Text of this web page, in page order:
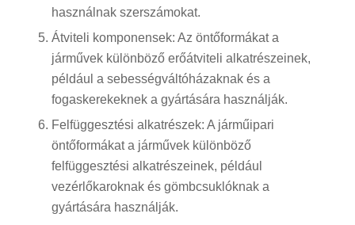
használnak szerszámokat.
Átviteli komponensek: Az öntőformákat a
járművek különböző erőátviteli alkatrészeinek,
például a sebességváltóházaknak és a
fogaskerekeknek a gyártására használják.
Felfüggesztési alkatrészek: A járműipari
öntőformákat a járművek különböző
felfüggesztési alkatrészeinek, például
vezérlőkaroknak és gömbcsuklóknak a
gyártására használják.